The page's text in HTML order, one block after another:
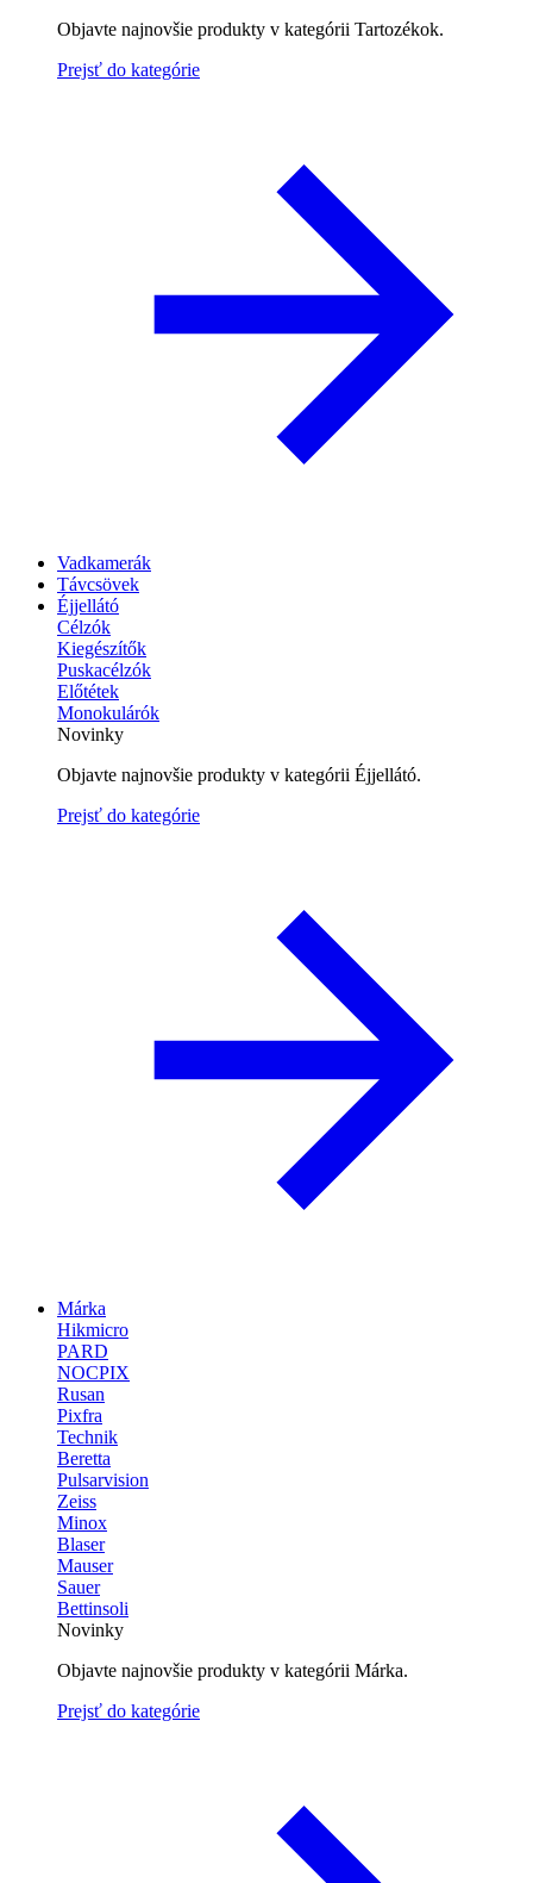
Objavte najnovšie produkty v kategórii Tartozékok.
Prejsť do kategórie
Vadkamerák
Távcsövek
Éjjellátó
Célzók
Kiegészítők
Puskacélzók
Előtétek
Monokulárók
Novinky
Objavte najnovšie produkty v kategórii Éjjellátó.
Prejsť do kategórie
Márka
Hikmicro
PARD
NOCPIX
Rusan
Pixfra
Technik
Beretta
Pulsarvision
Zeiss
Minox
Blaser
Mauser
Sauer
Bettinsoli
Novinky
Objavte najnovšie produkty v kategórii Márka.
Prejsť do kategórie